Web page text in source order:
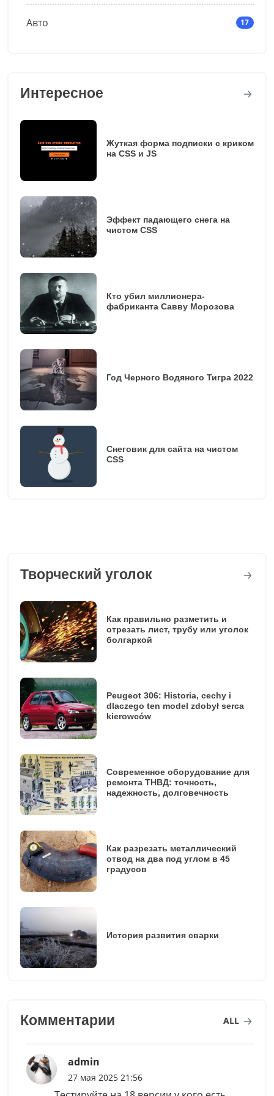
Авто 17
Интересное
Жуткая форма подписки с криком
на CSS и JS
Эффект падающего снега на
чистом CSS
Кто убил миллионера-
фабриканта Савву Морозова
Год Черного Водяного Тигра 2022
Снеговик для сайта на чистом
CSS
Творческий уголок
Как правильно разметить и
отрезать лист, трубу или уголок
болгаркой
Peugeot 306: Historia, cechy i
dlaczego ten model zdobył serca
kierowców
Современное оборудование для
ремонта ТНВД: точность,
надежность, долговечность
Как разрезать металлический
отвод на два под углом в 45
градусов
История развития сварки
Комментарии ALL
admin
27 мая 2025 21:56